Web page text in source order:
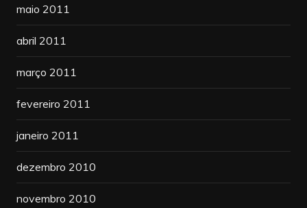
maio 2011
abril 2011
março 2011
fevereiro 2011
janeiro 2011
dezembro 2010
novembro 2010